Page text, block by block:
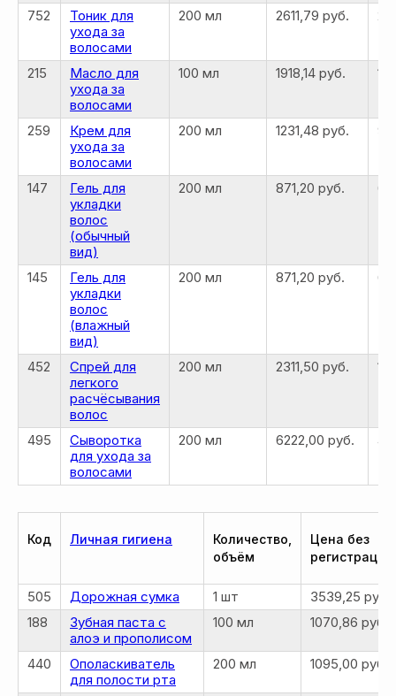
752
Тоник для
ухода за
волосами
200 мл 2611,79 руб.
215
Масло для
ухода за
волосами
100 мл 1918,14 руб.
259
Крем для
ухода за
волосами
200 мл 1231,48 руб.
147
Гель для
укладки
волос
(обычный
вид)
200 мл 871,20 руб.
145
Гель для
укладки
волос
(влажный
вид)
200 мл 871,20 руб.
452
Спрей для
легкого
расчёсывания
волос
200 мл 2311,50 руб.
495
Сыворотка
для ухода за
волосами
200 мл 6222,00 руб.
Код Личная гигиена
Количество,
объём
Цена без
регистрации
505 Дорожная сумка 1 шт
3539,25 руб.
188
Зубная паста с
алоэ и прополисом
100 мл 1070,86 руб.
440
Ополаскиватель
для полости рта
200 мл 1095,00 руб.